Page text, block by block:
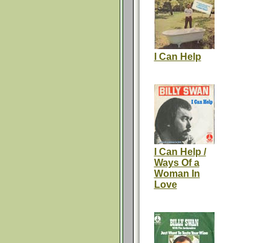
I Can Help
I Can Help /
Ways Of a
Woman In
Love